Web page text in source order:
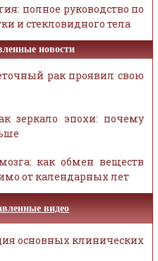
полное руководство по
и стекловидного тела
новости
рак проявил свою
зеркало эпохи: почему
как обмен веществ
от календарных лет
видео
основных клинических